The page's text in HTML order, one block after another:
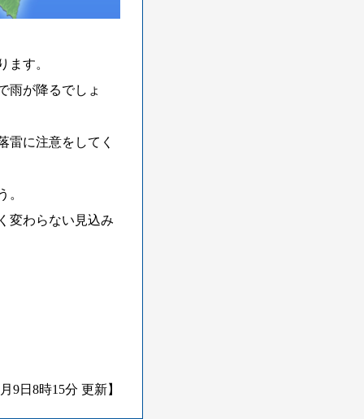
ます。
雨が降るでしょ
雷に注意をしてく
。
変わらない見込み
9日8時15分 更新】